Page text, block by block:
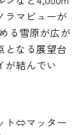
ラマビューが
る雪原が広が
となる展望台
が結んでい
ト⇔マッター